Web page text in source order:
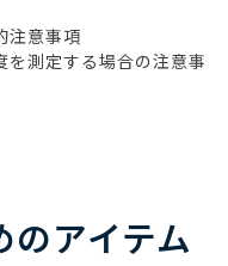
意事項
測定する場合の注意事
のアイテム